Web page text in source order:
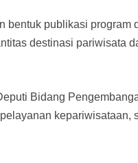
bentuk publikasi program
destinasi pariwisata
Bidang
kepariwisataan,